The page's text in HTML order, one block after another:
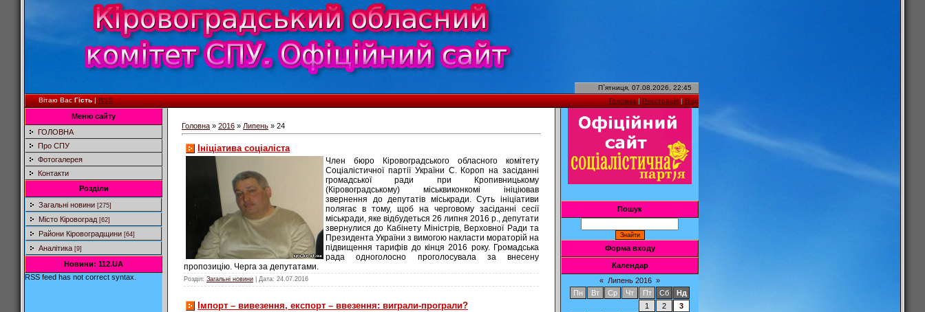
П`ятниця, 07.08.2026, 22:45
Вітаю Вас Гість|RSS Головна|Реєстрація|Вхід
Меню сайту
ГОЛОВНА
Про СПУ
Фотогалерея
Контакти
Розділи
Загальні новини [275]
Місто Кіровоград [62]
Райони Кіровоградщини [64]
Аналітика [9]
Новини: 112.UA
RSS feed has not correct syntax.
Головна » 2016 » Липень » 24
Ініціатива соціаліста
Член бюро Кіровоградського обласного комітету
Соціалістичної партії України С. Короп на засіданні
громадської ради при Кропивницькому
(Кіровоградському) міськвиконкомі ініціював
звернення до депутатів міськради. Суть ініціативи
полягає в тому, щоб на черговому засіданні сесії
міськради, яке відбудеться 26 липня 2016 р., депутати
звернулися до Кабінету Міністрів, Верховної Ради та
Президента України з вимогою накласти мораторій на
підвищення тарифів до кінця 2016 року. Громадська
рада одноголосно проголосувала за внесену
пропозицію. Черга за депутатами.
Розділ: Загальні новини | Дата: 24.07.2016
Імпорт – вивезення, експорт – ввезення: виграли-програли?
Пошук
Форма входу
Календар
« Липень 2016 »
Пн
Вт Ср Чт Пт Сб
Нд
1
2
3